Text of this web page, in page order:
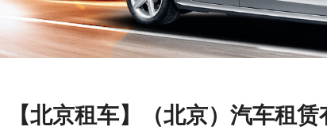
【北京租车】（北京）汽车租